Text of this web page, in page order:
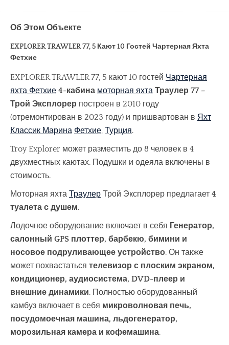
Об Этом Объекте
EXPLORER TRAWLER 77, 5 Кают 10 Гостей Чартерная Яхта
Фетхие
EXPLORER TRAWLER 77, 5 кают 10 гостей Чартерная
яхта Фетхие 4-кабина моторная яхта Траулер 77 –
Трой Эксплорер построен в 2010 году
(отремонтирован в 2023 году) и пришвартован в Яхт
Классик Марина Фетхие, Турция.
Troy Explorer может разместить до 8 человек в 4
двухместных каютах. Подушки и одеяла включены в
стоимость.
Моторная яхта Траулер Трой Эксплорер предлагает 4
туалета с душем.
Лодочное оборудование включает в себя Генератор,
салонный GPS плоттер, барбекю, бимини и
носовое подруливающее устройство. Он также
может похвастаться телевизор с плоским экраном,
кондиционер, аудиосистема, DVD-плеер и
внешние динамики. Полностью оборудованный
камбуз включает в себя микроволновая печь,
посудомоечная машина, льдогенератор,
морозильная камера и кофемашина.